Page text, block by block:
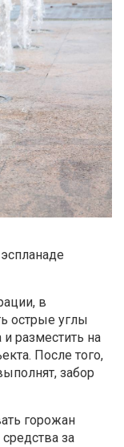
в
острые углы
разместить на
После того,
забор
горожан
за